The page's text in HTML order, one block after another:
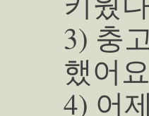
3) 충
했어
4) 어